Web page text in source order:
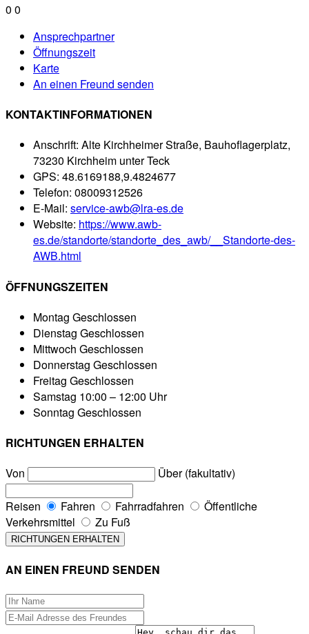
0 0
Ansprechpartner
Öffnungszeit
Karte
An einen Freund senden
KONTAKTINFORMATIONEN
Anschrift: Alte Kirchheimer Straße, Bauhoflagerplatz,
73230 Kirchheim unter Teck
GPS: 48.6169188,9.4824677
Telefon: 08009312526
E-Mail: service-awb@lra-es.de
Website: https://www.awb-
es.de/standorte/standorte_des_awb/__Standorte-des-
AWB.html
ÖFFNUNGSZEITEN
Montag Geschlossen
Dienstag Geschlossen
Mittwoch Geschlossen
Donnerstag Geschlossen
Freitag Geschlossen
Samstag 10:00 – 12:00 Uhr
Sonntag Geschlossen
RICHTUNGEN ERHALTEN
Von
Über (fakultativ)
Reisen Fahren Fahrradfahren
Öffentliche
Verkehrsmittel
Zu Fuß
AN EINEN FREUND SENDEN